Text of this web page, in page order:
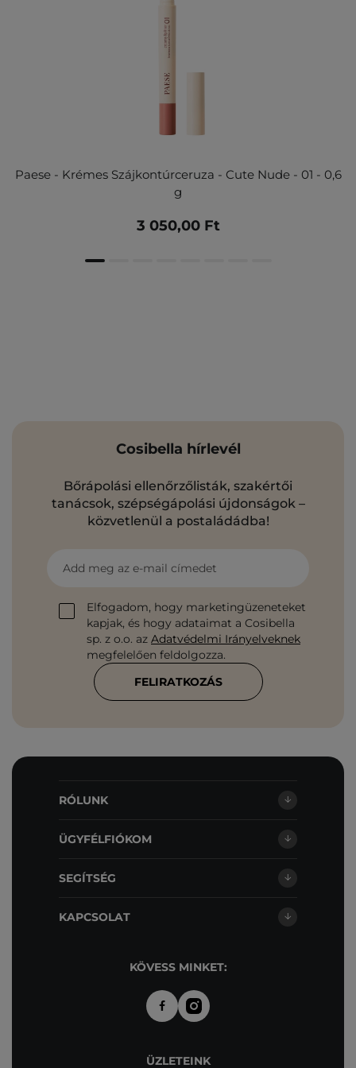
Paese - Krémes Szájkontúrceruza - Cute Nude - 01 - 0,6
g
3 050,00 Ft
Cosibella hírlevél
Bőrápolási ellenőrzőlisták, szakértői
tanácsok, szépségápolási újdonságok –
közvetlenül a postaládádba!
Add meg az e-mail címedet
Elfogadom, hogy marketingüzeneteket
kapjak, és hogy adataimat a Cosibella
sp. z o.o. az Adatvédelmi Irányelveknek
megfelelően feldolgozza.
FELIRATKOZÁS
RÓLUNK
ÜGYFÉLFIÓKOM
SEGÍTSÉG
KAPCSOLAT
KÖVESS MINKET:
ÜZLETEINK